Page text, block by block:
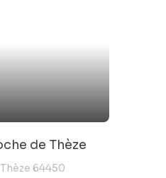
de Thèze
Thèze 64450